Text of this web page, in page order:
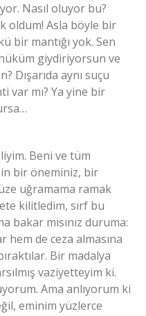
Nasıl oluyor bu?
oldum! Asla böyle bir
bir mantığı yok. Sen
giydiriyorsun ve
Dışarıda aynı suçu
var mı? Ya yine bir
Beni ve tüm
bir öneminiz, bir
uğramama ramak
kilitledim, sırf bu
bakar mısınız duruma:
hem de ceza almasına
Bir madalya
vaziyetteyim ki.
Ama anlıyorum ki
eminim yüzlerce